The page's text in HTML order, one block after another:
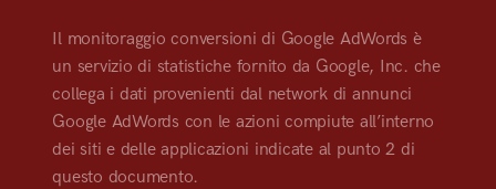
Il monitoraggio conversioni di Google AdWords è
un servizio di statistiche fornito da Google, Inc. che
collega i dati provenienti dal network di annunci
Google AdWords con le azioni compiute all’interno
dei siti e delle applicazioni indicate al punto 2 di
questo documento.